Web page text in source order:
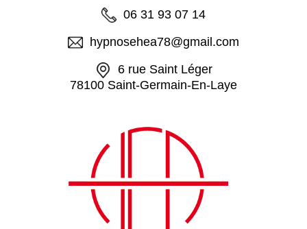
06 31 93 07 14
hypnosehea78@gmail.com
6 rue Saint Léger
78100 Saint-Germain-En-Laye